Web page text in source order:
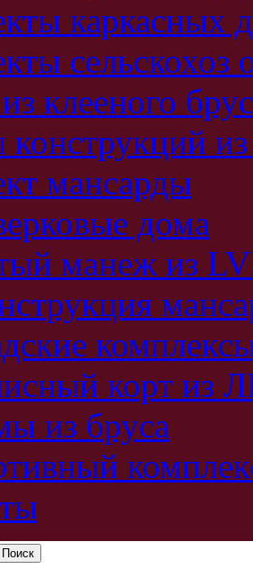
каркасных
сельскохоз
клееного
конструкций
мансарды
дома
манеж из
корт из
из бруса